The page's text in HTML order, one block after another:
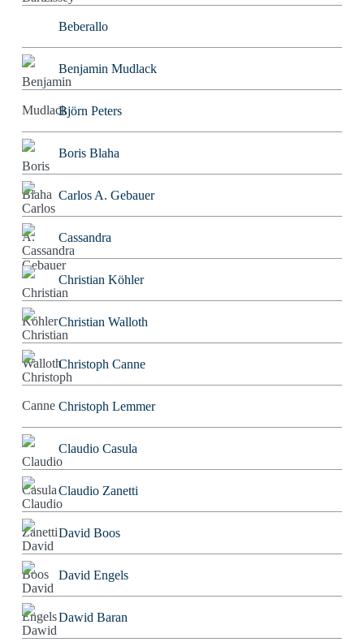
Beberallo
Benjamin Mudlack
Björn Peters
Boris Blaha
Carlos A. Gebauer
Cassandra
Christian Köhler
Christian Walloth
Christoph Canne
Christoph Lemmer
Claudio Casula
Claudio Zanetti
David Boos
David Engels
Dawid Baran